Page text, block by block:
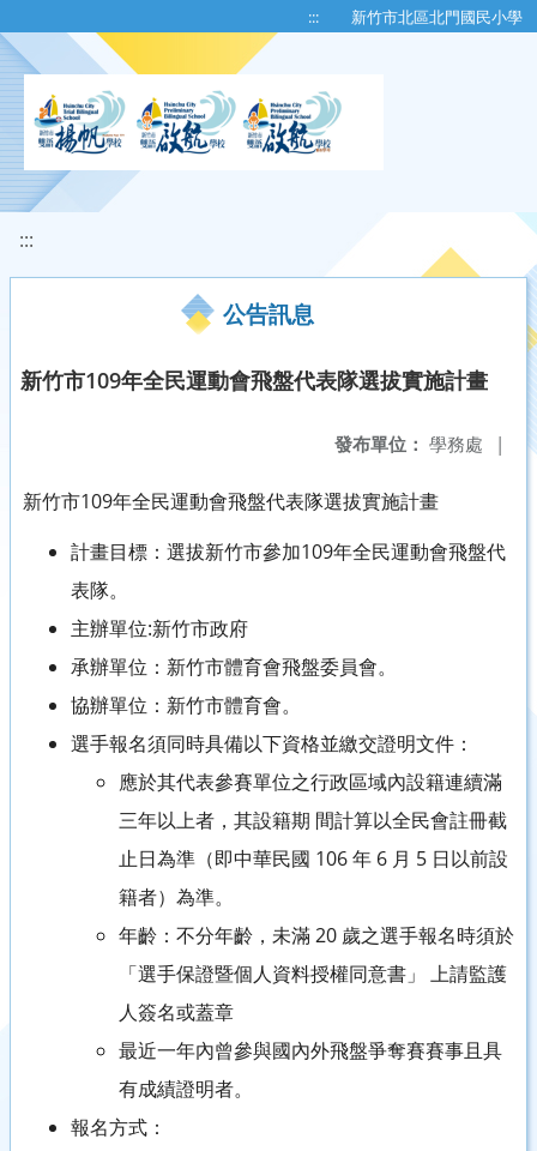
::: 新竹市北區北門國民小學
:::
公告訊息
新竹市109年全民運動會飛盤代表隊選拔實施計畫
發布單位： 學務處 |
新竹市109年全民運動會飛盤代表隊選拔實施計畫
計畫目標：選拔新竹市參加109年全民運動會飛盤代
表隊。
主辦單位:新竹市政府
承辦單位：新竹市體育會飛盤委員會。
協辦單位：新竹市體育會。
選手報名須同時具備以下資格並繳交證明文件：
應於其代表參賽單位之行政區域內設籍連續滿
三年以上者，其設籍期 間計算以全民會註冊截
止日為準（即中華民國 106 年 6 月 5 日以前設
籍者）為準。
年齡：不分年齡，未滿 20 歲之選手報名時須於
「選手保證暨個人資料授權同意書」 上請監護
人簽名或蓋章
最近一年內曾參與國內外飛盤爭奪賽賽事且具
有成績證明者。
報名方式：